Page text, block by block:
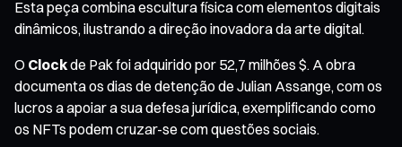
Esta peça combina escultura física com elementos digitais
dinâmicos, ilustrando a direção inovadora da arte digital.
O Clockde Pak foi adquirido por 52,7 milhões $. A obra
documenta os dias de detenção de Julian Assange, com os
lucros a apoiar a sua defesa jurídica, exemplificando como
os NFTs podem cruzar-se com questões sociais.